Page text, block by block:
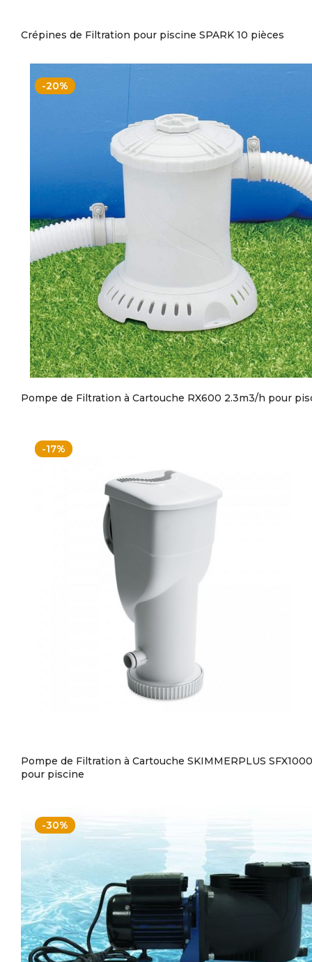
Crépines de Filtration pour piscine SPARK 10 pièces
-20%
Pompe de Filtration à Cartouche RX600 2.3m3/h pour
-17%
Pompe de Filtration à Cartouche SKIMMERPLUS SFX1000
pour piscine
-30%